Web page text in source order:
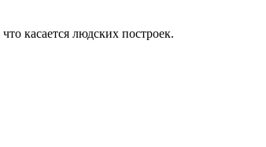
касается людских построек.